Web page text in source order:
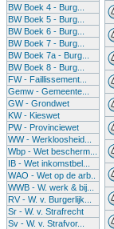
BW Boek 4 - Burg...
BW Boek 5 - Burg...
BW Boek 6 - Burg...
BW Boek 7 - Burg...
BW Boek 7a - Burg...
BW Boek 8 - Burg...
FW - Faillissement...
Gemw - Gemeente...
GW - Grondwet
KW - Kieswet
PW - Provinciewet
WW - Werkloosheid...
Wbp - Wet bescherm...
IB - Wet inkomstbel...
WAO - Wet op de arb..
WWB - W. werk & bij...
RV - W. v. Burgerlijk...
Sr - W. v. Strafrecht
Sv - W. v. Strafvor...